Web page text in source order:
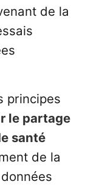
de la
principes
le partage
santé
de la